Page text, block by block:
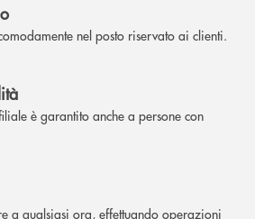
nel posto riservato ai clienti.
è garantito anche a persone con
a qualsiasi ora, effettuando operazioni